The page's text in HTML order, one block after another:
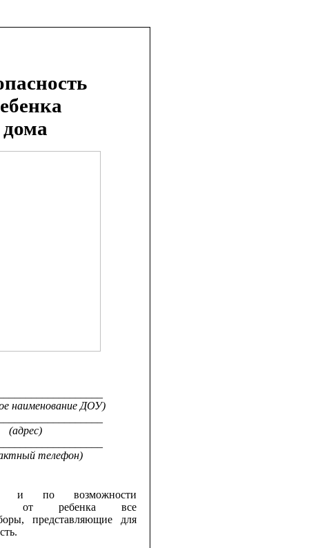
дома
наименование ДОУ)
(адрес)
телефон)
и по возможности
от ребенка все
представляющие для